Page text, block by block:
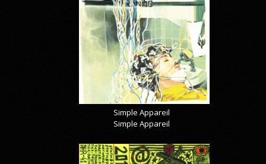
Simple Appareil
Simple Appareil